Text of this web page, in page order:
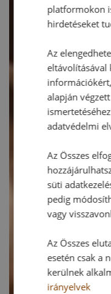
platformokon
hirdetéseket
Az
eltávolításával
alapján
adatvédelmi
Az Összes
süti
pedig
vagy
Az Összes
esetén csak a
kerülnek
irányelvek